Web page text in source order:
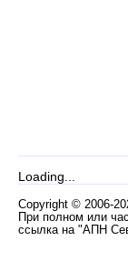
Loading...
Copyright © 2006-
При полном или
ссылка на "АПН